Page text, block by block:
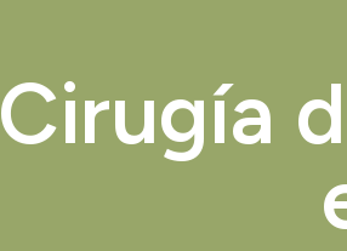
Cirugía